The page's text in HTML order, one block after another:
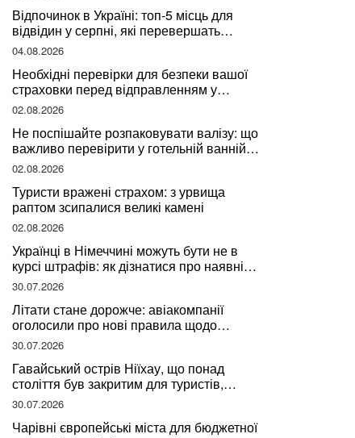
Відпочинок в Україні: топ-5 місць для
відвідин у серпні, які перевершать
закордонні враження
04.08.2026
Необхідні перевірки для безпеки вашої
страховки перед відправленням у
подорож
02.08.2026
Не поспішайте розпаковувати валізу: що
важливо перевірити у готельній ванній
за словами досвідченої мандрівниці
02.08.2026
Туристи вражені страхом: з урвища
раптом зсипалися великі камені
02.08.2026
Українці в Німеччині можуть бути не в
курсі штрафів: як дізнатися про наявні
борги
30.07.2026
Літати стане дорожче: авіакомпанії
оголосили про нові правила щодо
вибору місць
30.07.2026
Гавайський острів Ніїхау, що понад
століття був закритим для туристів,
починає приймати перших відвідувачів
30.07.2026
Чарівні європейські міста для бюджетної